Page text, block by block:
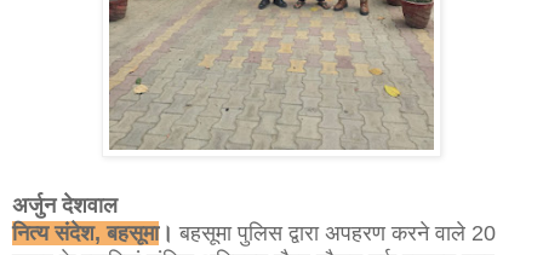
अर्जुन देशवाल
नित्य संदेश, बहसूमा। बहसूमा पुलिस द्वारा अपहरण करने वाले 20